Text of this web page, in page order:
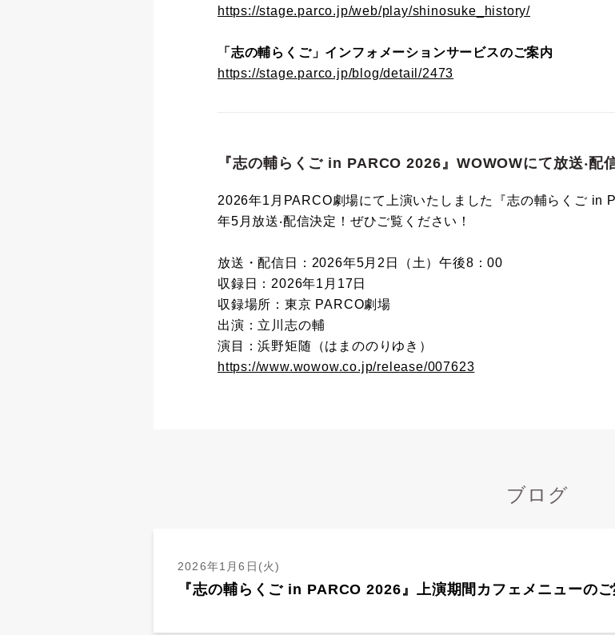
https://stage.parco.jp/web/play/shinosuke_history/
「志の輔らくご」インフォメーションサービスのご案内
https://stage.parco.jp/blog/detail/2473
『志の輔らくご in PARCO 2026』WOWOWにて放送‧配
2026年1月PARCO劇場にて上演いたしました『志の輔らくご in
年5⽉放送‧配信決定！ぜひご覧ください！
放送・配信日：2026年5月2日（土）午後8：00
収録日：2026年1月17日
収録場所：東京 PARCO劇場
出演：立川志の輔
演目：浜野矩随（はまののりゆき）
https://www.wowow.co.jp/release/007623
ブログ
2026年1月6日(火)
『志の輔らくご in PARCO 2026』上演期間カフェメニューのご